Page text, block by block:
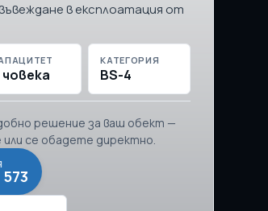
в експлоатация от
човека
КАТЕГОРИЯ
BS-4
решение за ваш обект —
се обадете директно.